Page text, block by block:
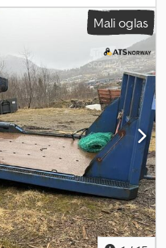
Takoj na voljo za
asfaltna kesonska
informacije =
Prevoz blaga Za več
Mali oglas